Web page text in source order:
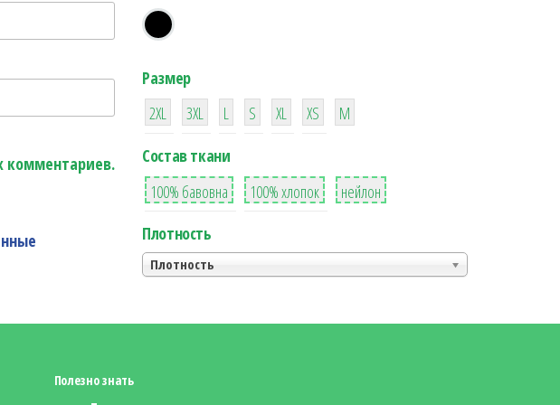
комментариев.
Размер
38
2XL
16
3XL
42
L
42
S
42
XL XS
М
Состав ткани
8
100% бавовна
36
100% хлопок
2
нейлон
Плотность
Плотность
Полезно знать